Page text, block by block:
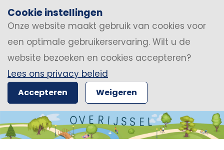
Cookie instellingen
Onze website maakt gebruik van cookies voor
een optimale gebruikerservaring. Wilt u de
website bezoeken en cookies accepteren?
Lees ons privacy beleid
Accepteren Weigeren